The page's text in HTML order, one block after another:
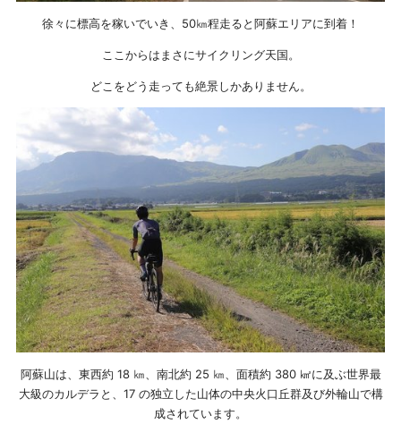
徐々に標高を稼いでいき、50㎞程走ると阿蘇エリアに到着！
ここからはまさにサイクリング天国。
どこをどう走っても絶景しかありません。
阿蘇山は、東西約 18 ㎞、南北約 25 ㎞、面積約 380 ㎢に及ぶ世界最
大級のカルデラと、17 の独立した山体の中央火口丘群及び外輪山で構
成されています。